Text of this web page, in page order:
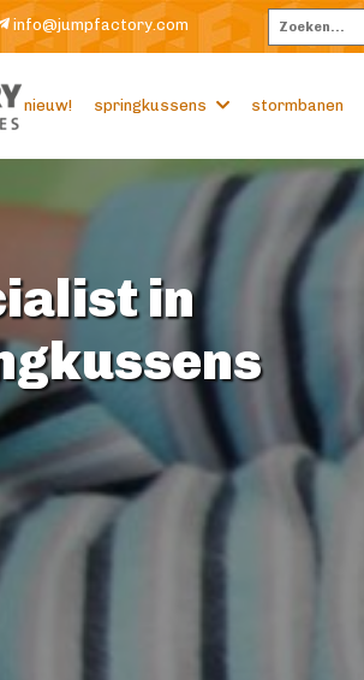
info@jumpfactory.com
nieuw! springkussens stormbanen
in